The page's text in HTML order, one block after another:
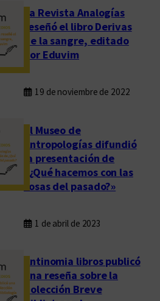
La Revista Analogías
reseñó el libro Derivas
de la sangre, editado
por Eduvim
19 de noviembre de 2022
El Museo de
Antropologías difundió
la presentación de
«¿Qué hacemos con las
cosas del pasado?»
1 de abril de 2023
Antinomia libros publicó
una reseña sobre la
Colección Breve